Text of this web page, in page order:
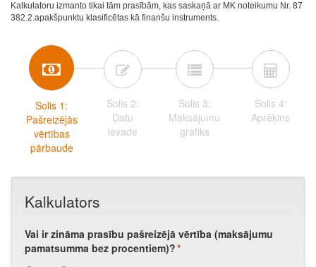
Kalkulatoru izmanto tikai tām prasībām, kas saskaņā ar MK noteikumu Nr. 87
382.2.apakšpunktu klasificētas kā finanšu instruments.